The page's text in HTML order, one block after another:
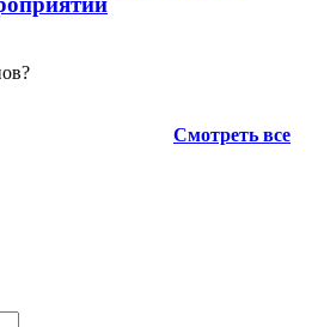
Смотреть все